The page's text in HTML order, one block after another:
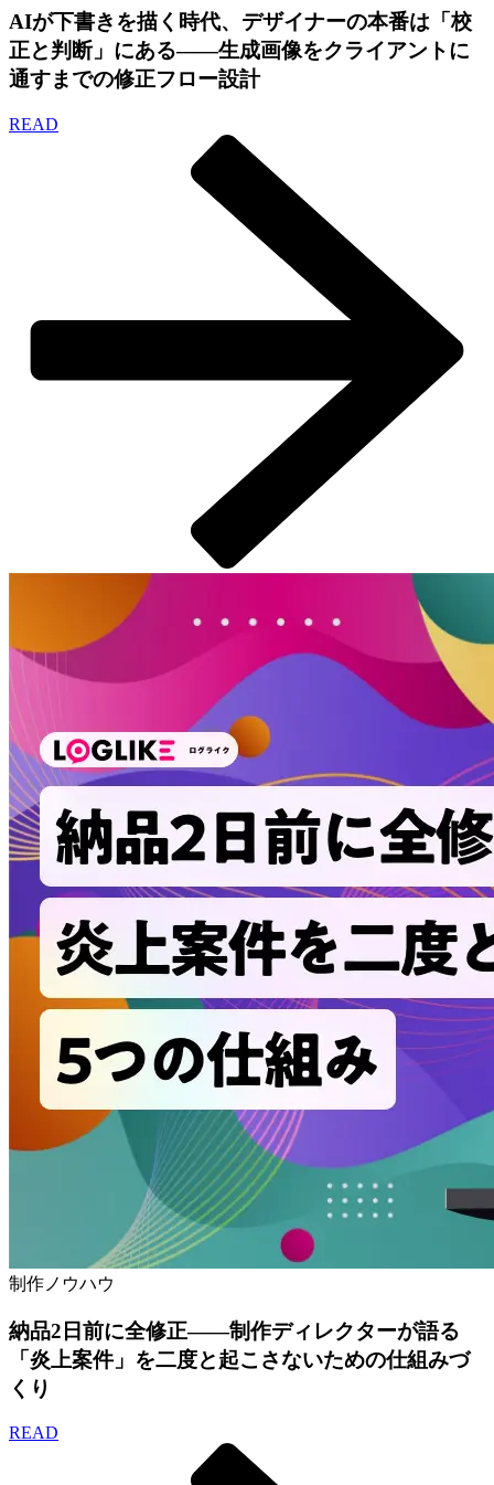
AIが下書きを描く時代、デザイナーの本番は「校
正と判断」にある——生成画像をクライアントに
通すまでの修正フロー設計
READ
制作ノウハウ
納品2日前に全修正——制作ディレクターが語る
「炎上案件」を二度と起こさないための仕組みづ
くり
READ